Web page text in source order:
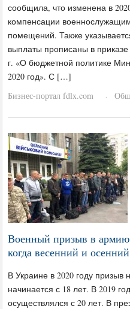
сообщила, что изменена в
компенсации
помещений. Также
выплаты прописаны в
г. «О бюджетной политике
2020 год». С […]
Бизнес-портал fdlx.com
·
Военный призыв в армию
когда весенний и
В Украине в 2020 году
начинается с 18 лет. В 2019
осуществлялся с 20 лет. В